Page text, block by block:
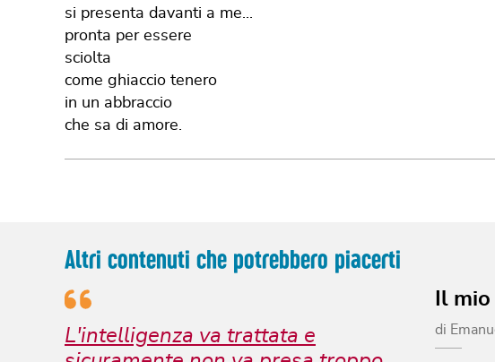
si presenta davanti a me...
pronta per essere
sciolta
come ghiaccio tenero
in un abbraccio
che sa di amore.
Altri contenuti che potrebbero piacerti
L'intelligenza va trattata e
Il
di